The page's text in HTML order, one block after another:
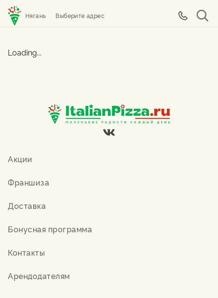
Нягань Выберите адрес
Loading...
Акции
Франшиза
Доставка
Бонусная программа
Контакты
Арендодателям